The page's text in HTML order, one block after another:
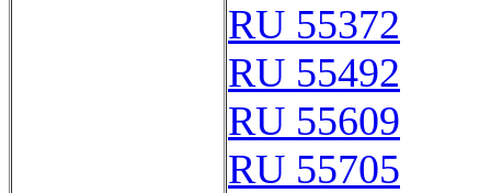
RU 55372
RU 55492
RU 55609
RU 55705